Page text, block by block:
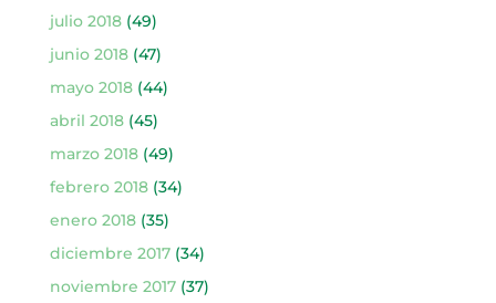
julio 2018(49)
junio 2018(47)
mayo 2018(44)
abril 2018(45)
marzo 2018(49)
febrero 2018(34)
enero 2018(35)
diciembre 2017(34)
noviembre 2017(37)